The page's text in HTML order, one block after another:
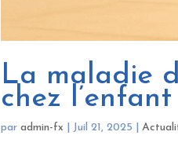
La maladie
chez l’enfant
paradmin-fx Juil 21, 2025 |